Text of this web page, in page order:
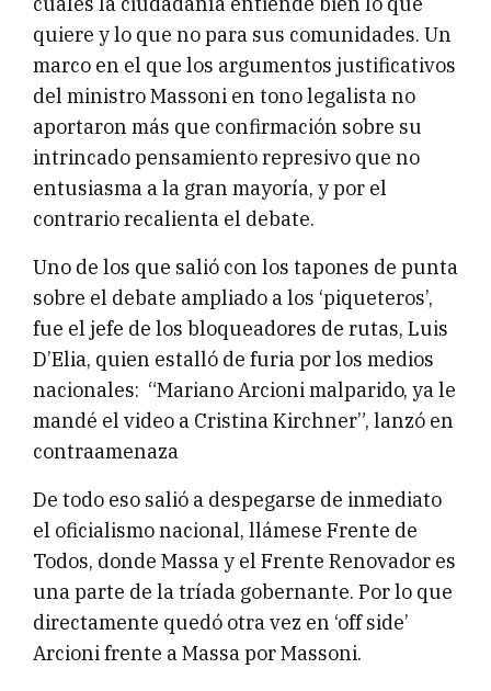
quiere y lo que no para sus comunidades. Un
marco en el que los argumentos justificativos
del ministro Massoni en tono legalista no
aportaron más que confirmación sobre su
intrincado pensamiento represivo que no
entusiasma a la gran mayoría, y por el
contrario recalienta el debate.
Uno de los que salió con los tapones de punta
sobre el debate ampliado a los ‘piqueteros’,
fue el jefe de los bloqueadores de rutas, Luis
D’Elia, quien estalló de furia por los medios
nacionales: “Mariano Arcioni malparido, ya le
mandé el video a Cristina Kirchner”, lanzó en
contraamenaza
De todo eso salió a despegarse de inmediato
el oficialismo nacional, llámese Frente de
Todos, donde Massa y el Frente Renovador es
una parte de la tríada gobernante. Por lo que
directamente quedó otra vez en ‘off side’
Arcioni frente a Massa por Massoni.